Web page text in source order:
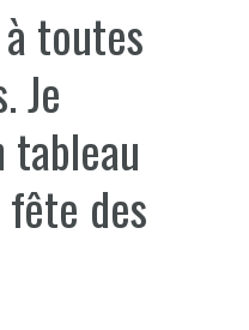
toutes
Je
tableau
des